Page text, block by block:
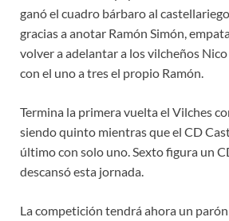
ganó el cuadro bárbaro al
gracias a anotar Ramón Simón,
volver a adelantar a los vilcheños
con el uno a tres el propio Ramón.
Termina la primera vuelta el Vilches
siendo quinto mientras que el CD
último con solo uno. Sexto figura un
descansó esta jornada.
La competición tendrá ahora un